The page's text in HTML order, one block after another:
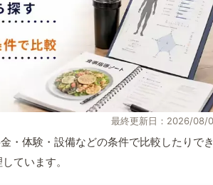
最終更新日：2026/08/
・体験・設備などの条件で比較したりで
ています。